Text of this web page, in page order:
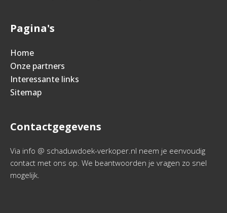
Pagina's
Home
Onze partners
Interessante links
Sitemap
Contactgegevens
Via info @ schaduwdoek-verkoper.nl neem je eenvoudig
contact met ons op. We beantwoorden je vragen zo snel
mogelijk.